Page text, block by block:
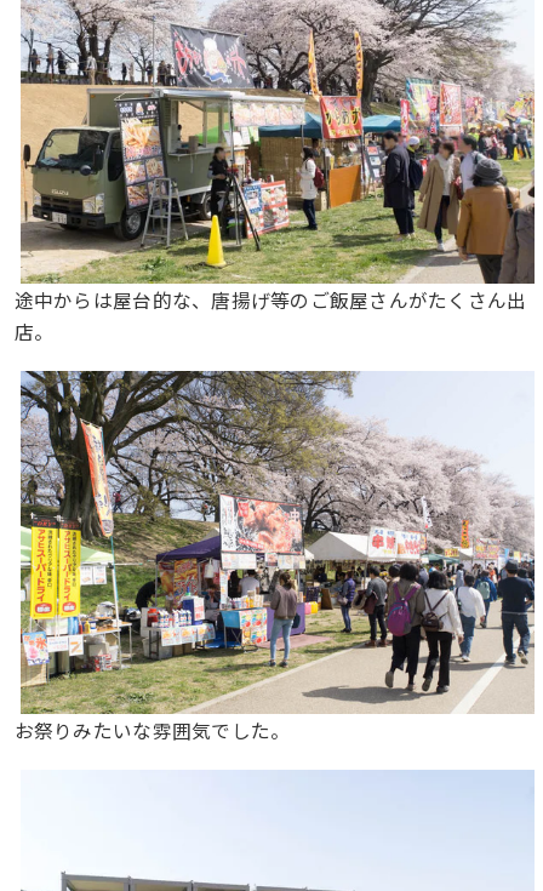
途中からは屋台的な、唐揚げ等のご飯屋さんがたくさん出
店。
お祭りみたいな雰囲気でした。